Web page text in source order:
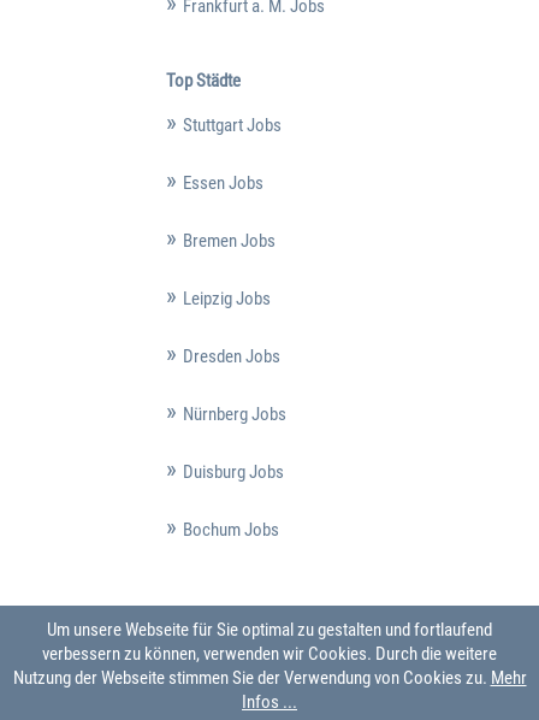
Frankfurt a. M. Jobs
Top Städte
Stuttgart Jobs
Essen Jobs
Bremen Jobs
Leipzig Jobs
Dresden Jobs
Nürnberg Jobs
Duisburg Jobs
Bochum Jobs
Um unsere Webseite für Sie optimal zu gestalten und fortlaufend
verbessern zu können, verwenden wir Cookies. Durch die weitere
Nutzung der Webseite stimmen Sie der Verwendung von Cookies zu. Mehr
Infos ...